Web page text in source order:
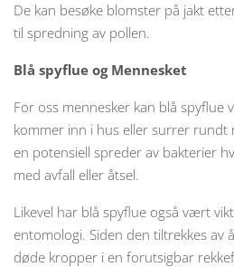
De kan besøke blomster på jakt
til spredning av pollen.
Blå spyflue og Mennesket
For oss mennesker kan blå
kommer inn i hus eller surrer rundt
en potensiell spreder av bakterier
med avfall eller åtsel.
Likevel har blå spyflue også vært
entomologi. Siden den tiltrekkes av
døde kropper i en forutsigbar